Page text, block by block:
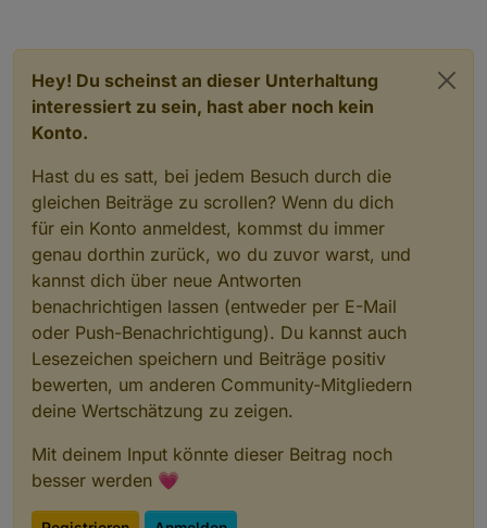
View_Netzwerkstatus_sigi234.txt
https://forum.iobroker.net/topic/30812/material-
design-widets-netzwerk-status
Icons_Netzwerkstatus.zip
View_Corona_Kontinente_Sigi234.txt
family":"","lc-font-style":"","lc-bkg-
color":"","lc-color" :"","lc-border-
width":"0","lc-border-style":"","lc-border-
color"
0", "comment" :"UWZ", "filterkey" :"Warnung
0"
"visibility-cond" "=="
"visibility-
val":1,"visibility-groups-
action" :"hide"},"style"
{"left":"1px", "top":"1px" ,"width" "636px","height
":"137px","z-index":"5","color":
align":"center", "font-
size" :"small","background":"" ,"background-
color" :""},"widgetSet" : "basic"}]
Hey! Du scheinst an dieser Unterhaltung
interessiert zu sein, hast aber noch kein
Konto.
Hast du es satt, bei jedem Besuch durch die
gleichen Beiträge zu scrollen? Wenn du dich
für ein Konto anmeldest, kommst du immer
genau dorthin zurück, wo du zuvor warst, und
kannst dich über neue Antworten
benachrichtigen lassen (entweder per E-Mail
oder Push-Benachrichtigung). Du kannst auch
Lesezeichen speichern und Beiträge positiv
bewerten, um anderen Community-Mitgliedern
deine Wertschätzung zu zeigen.
Mit deinem Input könnte dieser Beitrag noch
besser werden 💗